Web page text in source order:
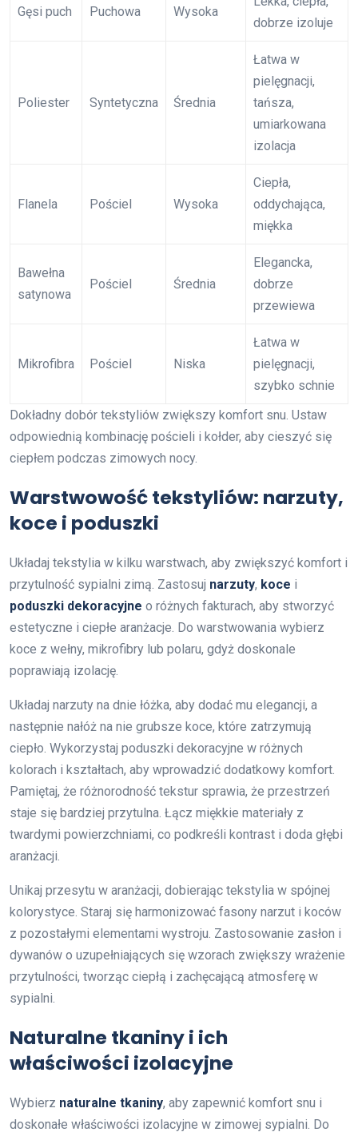
Gęsi puch Puchowa Wysoka
dobrze izoluje
Poliester Syntetyczna Średnia
Łatwa w
pielęgnacji,
tańsza,
umiarkowana
izolacja
Flanela Pościel Wysoka
Ciepła,
oddychająca,
miękka
Bawełna
satynowa
Pościel Średnia
Elegancka,
dobrze
przewiewa
Mikrofibra Pościel Niska
Łatwa w
pielęgnacji,
szybko schnie
Dokładny dobór tekstyliów zwiększy komfort snu. Ustaw
odpowiednią kombinację pościeli i kołder, aby cieszyć się
ciepłem podczas zimowych nocy.
Warstwowość tekstyliów: narzuty,
koce i poduszki
Układaj tekstylia w kilku warstwach, aby zwiększyć komfort i
przytulność sypialni zimą. Zastosuj narzuty, koce i
poduszki dekoracyjne o różnych fakturach, aby stworzyć
estetyczne i ciepłe aranżacje. Do warstwowania wybierz
koce z wełny, mikrofibry lub polaru, gdyż doskonale
poprawiają izolację.
Układaj narzuty na dnie łóżka, aby dodać mu elegancji, a
następnie nałóż na nie grubsze koce, które zatrzymują
ciepło. Wykorzystaj poduszki dekoracyjne w różnych
kolorach i kształtach, aby wprowadzić dodatkowy komfort.
Pamiętaj, że różnorodność tekstur sprawia, że przestrzeń
staje się bardziej przytulna. Łącz miękkie materiały z
twardymi powierzchniami, co podkreśli kontrast i doda głębi
aranżacji.
Unikaj przesytu w aranżacji, dobierając tekstylia w spójnej
kolorystyce. Staraj się harmonizować fasony narzut i koców
z pozostałymi elementami wystroju. Zastosowanie zasłon i
dywanów o uzupełniających się wzorach zwiększy wrażenie
przytulności, tworząc ciepłą i zachęcającą atmosferę w
sypialni.
Naturalne tkaniny i ich
właściwości izolacyjne
Wybierz naturalne tkaniny, aby zapewnić komfort snu i
doskonałe właściwości izolacyjne w zimowej sypialni. Do